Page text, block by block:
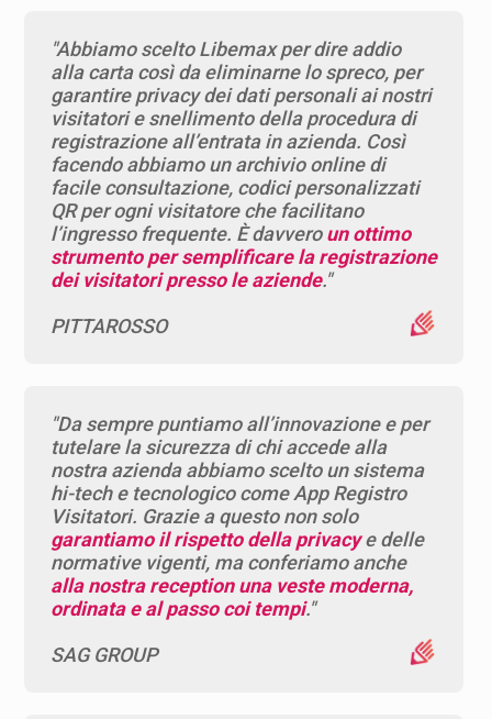
"Abbiamo scelto Libemax per dire addio
alla carta così da eliminarne lo spreco, per
garantire privacy dei dati personali ai nostri
visitatori e snellimento della procedura di
registrazione all’entrata in azienda. Così
facendo abbiamo un archivio online di
facile consultazione, codici personalizzati
QR per ogni visitatore che facilitano
l’ingresso frequente. È davveroun ottimo
strumento per semplificare la registrazione
dei visitatori presso le aziende."
PITTAROSSO
"Da sempre puntiamo all’innovazione e per
tutelare la sicurezza di chi accede alla
nostra azienda abbiamo scelto un sistema
hi-tech e tecnologico come App Registro
Visitatori. Grazie a questo non solo
garantiamo il rispetto della privacye delle
normative vigenti, ma conferiamo anche
alla nostra reception una veste moderna,
ordinata e al passo coi tempi."
SAG GROUP